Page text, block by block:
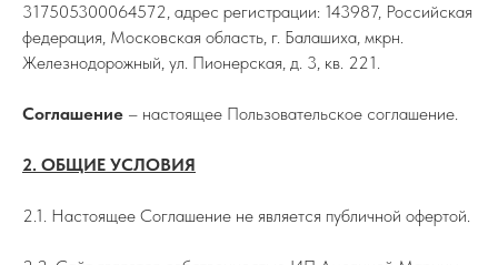
317505300064572, адрес регистрации: 143987, Российская
федерация, Московская область, г. Балашиха, мкрн.
Железнодорожный, ул. Пионерская, д. 3, кв. 221.
Соглашение – настоящее Пользовательское соглашение.
2. ОБЩИЕ УСЛОВИЯ
2.1. Настоящее Соглашение не является публичной офертой.